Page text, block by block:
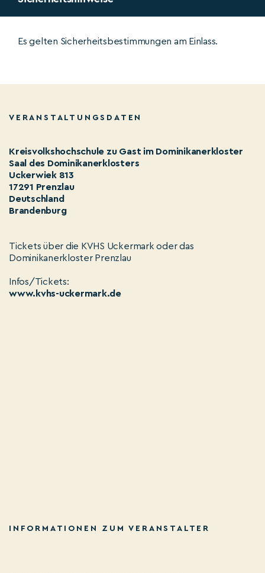
Es gelten Sicherheitsbestimmungen am Einlass.
VERANSTALTUNGSDATEN
Kreisvolkshochschule zu Gast im Dominikanerkloster
Saal des Dominikanerklosters
Uckerwiek 813
17291 Prenzlau
Deutschland
Brandenburg
Tickets über die KVHS Uckermark oder das
Dominikanerkloster Prenzlau
Infos/Tickets:
www.kvhs-uckermark.de
INFORMATIONEN ZUM VERANSTALTER